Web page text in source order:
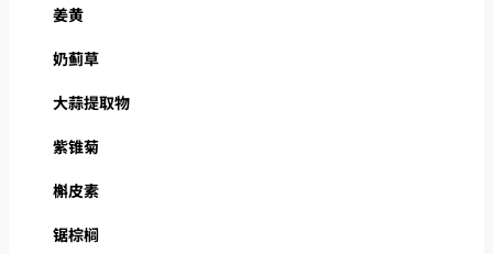
姜黄
奶蓟草
大蒜提取物
紫锥菊
槲皮素
锯棕榈